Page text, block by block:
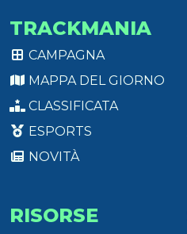
TRACKMANIA
CAMPAGNA
MAPPA DEL GIORNO
CLASSIFICATA
ESPORTS
NOVITÀ
RISORSE